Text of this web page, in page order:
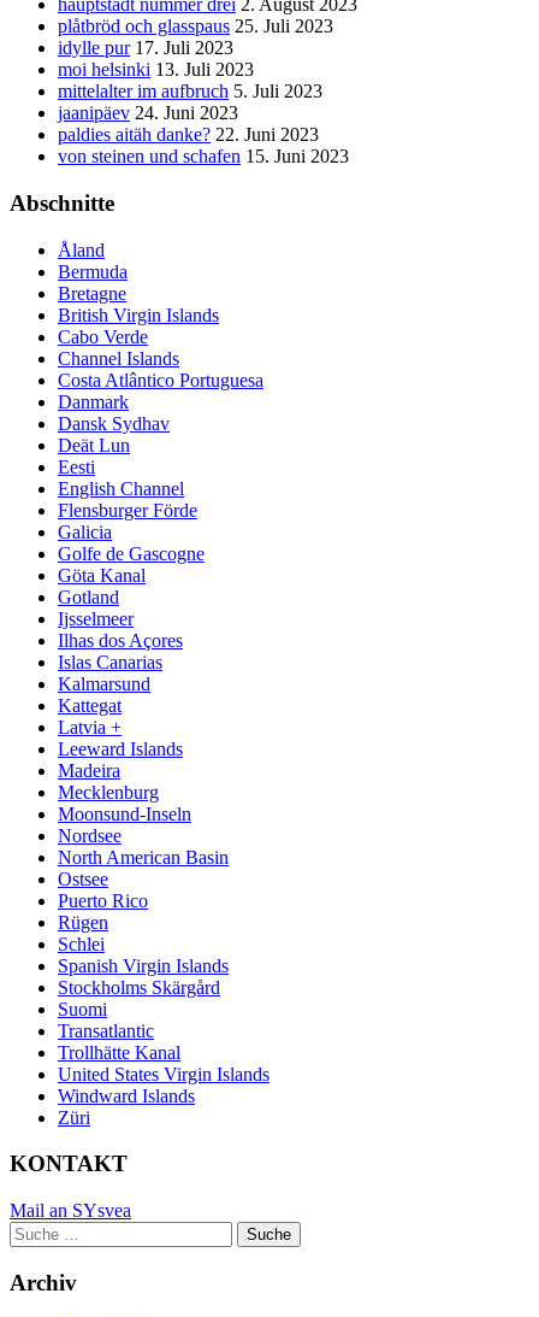
hauptstadt nummer drei 2. August 2023
plåtbröd och glasspaus 25. Juli 2023
idylle pur 17. Juli 2023
moi helsinki 13. Juli 2023
mittelalter im aufbruch 5. Juli 2023
jaanipäev 24. Juni 2023
paldies aitäh danke? 22. Juni 2023
von steinen und schafen 15. Juni 2023
Abschnitte
Åland
Bermuda
Bretagne
British Virgin Islands
Cabo Verde
Channel Islands
Costa Atlântico Portuguesa
Danmark
Dansk Sydhav
Deät Lun
Eesti
English Channel
Flensburger Förde
Galicia
Golfe de Gascogne
Göta Kanal
Gotland
Ijsselmeer
Ilhas dos Açores
Islas Canarias
Kalmarsund
Kattegat
Latvia +
Leeward Islands
Madeira
Mecklenburg
Moonsund-Inseln
Nordsee
North American Basin
Ostsee
Puerto Rico
Rügen
Schlei
Spanish Virgin Islands
Stockholms Skärgård
Suomi
Transatlantic
Trollhätte Kanal
United States Virgin Islands
Windward Islands
Züri
KONTAKT
Mail an SYsvea
Suche
nach:
Suche
Archiv